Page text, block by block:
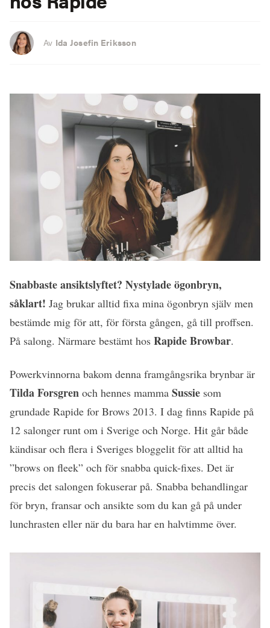
Av Ida Josefin Eriksson
Snabbaste ansiktslyftet? Nystylade ögonbryn,
såklart! Jag brukar alltid fixa mina ögonbryn själv men
bestämde mig för att, för första gången, gå till proffsen.
På salong. Närmare bestämt hos Rapide Browbar.
Powerkvinnorna bakom denna framgångsrika brynbar är
Tilda Forsgren och hennes mamma Sussie som
grundade Rapide for Brows 2013. I dag finns Rapide på
12 salonger runt om i Sverige och Norge. Hit går både
kändisar och flera i Sveriges bloggelit för att alltid ha
”brows on fleek” och för snabba quick-fixes. Det är
precis det salongen fokuserar på. Snabba behandlingar
för bryn, fransar och ansikte som du kan gå på under
lunchrasten eller när du bara har en halvtimme över.